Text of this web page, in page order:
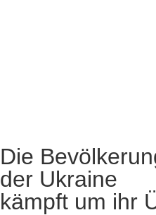
Die
der Ukraine
kämpft um ihr